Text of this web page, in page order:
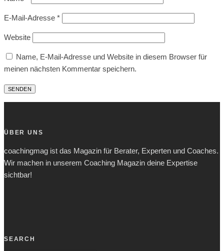
E-Mail-Adresse *
Website
Name, E-Mail-Adresse und Website in diesem Browser für
meinen nächsten Kommentar speichern.
ÜBER UNS
coachingmag ist das Magazin für Berater, Experten und Coaches.
Wir machen in unserem Coaching Magazin deine Expertise
sichtbar!
SEARCH